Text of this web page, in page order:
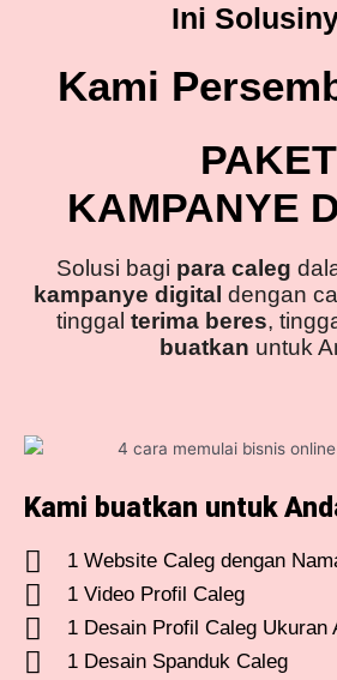
Ini
Kami
PAKET
KAMPANYE
Solusi bagi para caleg
kampanye digital dengan
tinggal terima beres,
buatkan untuk
Kami buatkan untuk
1 Website Caleg dengan
1 Video Profil Caleg
1 Desain Profil Caleg Ukuran
1 Desain Spanduk Caleg